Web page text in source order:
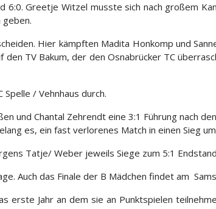
6:0. Greetje Witzel musste sich nach großem
geben.
Hier kämpften Madita Honkomp und
TV Bakum, der den Osnabrücker TC
/ Vehnhaus durch.
und Chantal Zehrendt eine 3:1 Führung nach
es, ein fast verlorenes Match in einen Sieg
Tatje/ Weber jeweils Siege zum 5:1
Auch das Finale der B Mädchen findet am
erste Jahr an dem sie an Punktspielen